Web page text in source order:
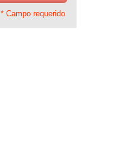
* Campo requerido